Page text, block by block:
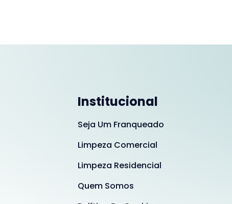
Institucional
Seja Um Franqueado
Limpeza Comercial
Limpeza Residencial
Quem Somos